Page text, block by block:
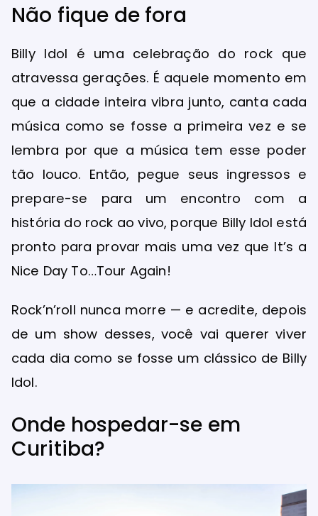
Não fique de fora
Billy Idol é uma celebração do rock que
atravessa gerações. É aquele momento em
que a cidade inteira vibra junto, canta cada
música como se fosse a primeira vez e se
lembra por que a música tem esse poder
tão louco. Então, pegue seus ingressos e
prepare-se para um encontro com a
história do rock ao vivo, porque Billy Idol está
pronto para provar mais uma vez que It’s a
Nice Day To…Tour Again!
Rock’n’roll nunca morre — e acredite, depois
de um show desses, você vai querer viver
cada dia como se fosse um clássico de Billy
Idol.
Onde hospedar-se em
Curitiba?